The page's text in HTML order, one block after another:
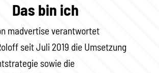
Das bin ich
madvertise verantwortet
seit Juli 2019 die Umsetzung
sowie die